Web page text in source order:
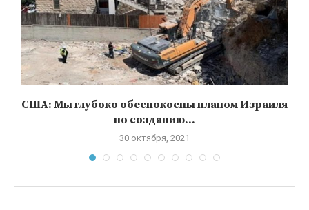
США: Мы глубоко обеспокоены планом Израиля
по созданию...
30 октября, 2021